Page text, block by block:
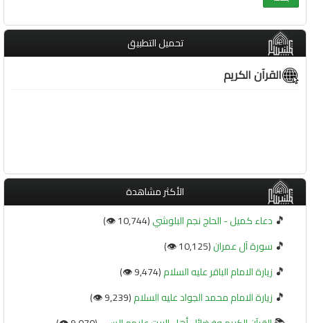
تحميل التطبيق
القرآن الكريم
الأكثر مشاهدة
🎵 دعاء كميل - الحاج نجم البلوشي(10,744 👁️)
🎵 سورة آل عمران(10,125 👁️)
🎵 زيارة الامام الباقر عليه السلام(9,474 👁️)
🎵 زيارة الامام محمد الجواد عليه السلام(9,239 👁️)